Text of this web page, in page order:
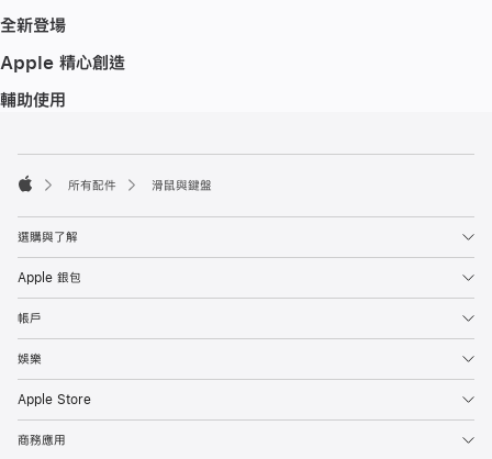
全新登場
Apple 精心創造
輔助使用
腳
所有配件 滑鼠與鍵盤
選購與了解
Apple 銀包
帳戶
娛樂
Apple Store
商務應用